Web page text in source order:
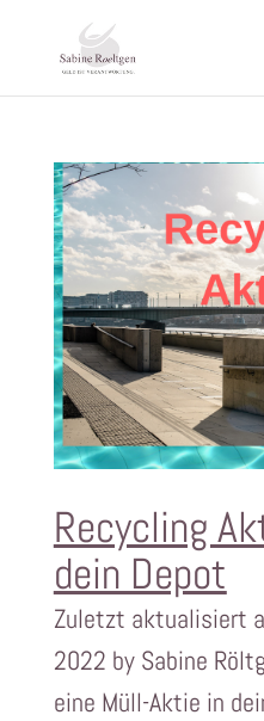
Recycling
dein Depot
Zuletzt aktualisiert
2022 by Sabine
eine Müll-Aktie in